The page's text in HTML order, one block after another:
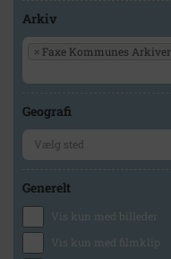
Arkiv
× Faxe Kommunes Arkiver
Geografi
Generelt
Vis kun med billeder
Vis kun med filmklip